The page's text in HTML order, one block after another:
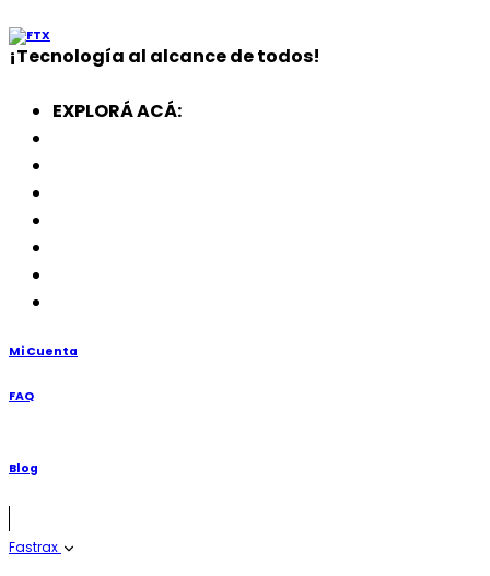
¡Tecnología al alcance de todos!
EXPLORÁ ACÁ:
Mi Cuenta
FAQ
Blog
Fastrax